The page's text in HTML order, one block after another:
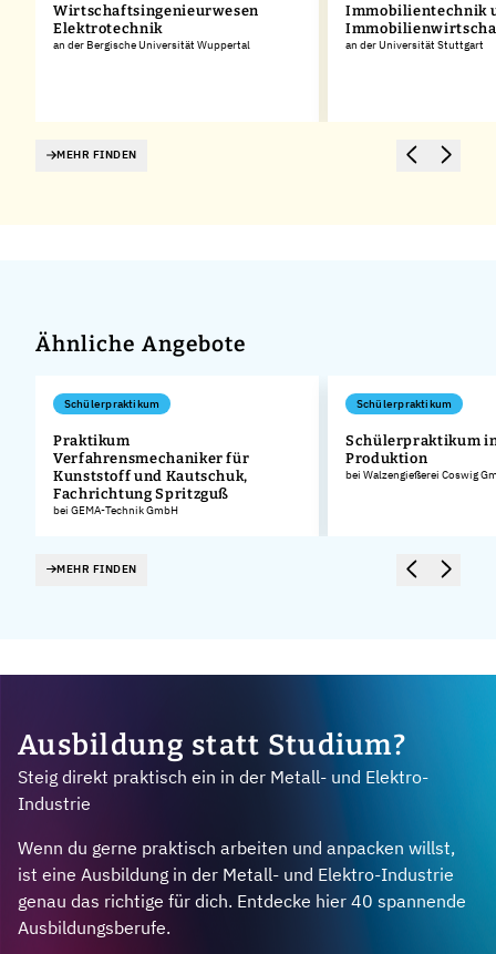
Wirtschaftsingenieurwesen
Elektrotechnik
an der Bergische Universität Wuppertal
Immobilientechnik
an der Universität Stuttgart
MEHR FINDEN
Ähnliche Angebote
Schülerpraktikum
Praktikum
Verfahrensmechaniker für
Kunststoff und Kautschuk,
Fachrichtung Spritzguß
bei GEMA-Technik GmbH
Schülerpraktikum
Schülerpraktikum
Produktion
bei Walzengießerei Coswig
MEHR FINDEN
Ausbildung statt Studium?
Steig direkt praktisch ein in der Metall- und Elektro-
Industrie
Wenn du gerne praktisch arbeiten und anpacken willst,
ist eine Ausbildung in der Metall- und Elektro-Industrie
genau das richtige für dich. Entdecke hier 40 spannende
Ausbildungsberufe.